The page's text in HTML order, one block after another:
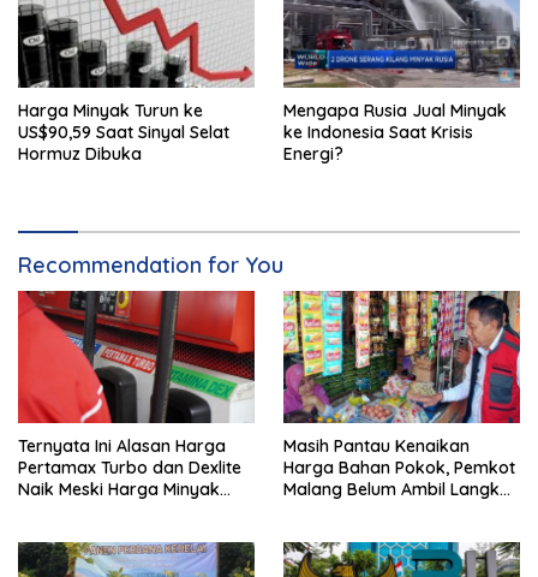
Harga Minyak Turun ke
US$90,59 Saat Sinyal Selat
Hormuz Dibuka
Mengapa Rusia Jual Minyak
ke Indonesia Saat Krisis
Energi?
Recommendation for You
Ternyata Ini Alasan Harga
Pertamax Turbo dan Dexlite
Naik Meski Harga Minyak
Masih Pantau Kenaikan
Harga Bahan Pokok, Pemkot
Malang Belum Ambil Langkah